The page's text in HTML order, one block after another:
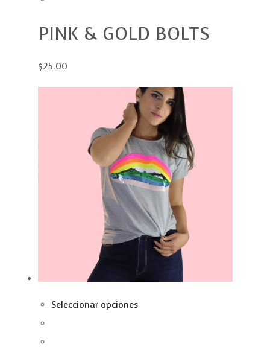
PINK & GOLD BOLTS
$25.00
Seleccionar opciones